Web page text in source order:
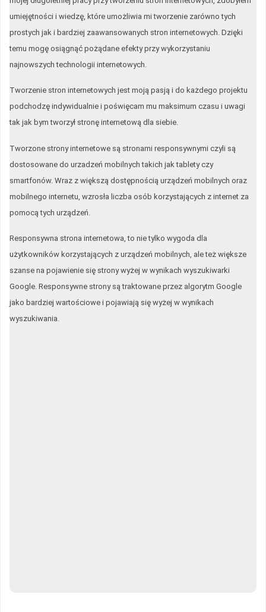
umiejętności i wiedzę, które umożliwia mi tworzenie zarówno tych
prostych jak i bardziej zaawansowanych stron internetowych. Dzięki
temu mogę osiągnąć pożądane efekty przy wykorzystaniu
najnowszych technologii internetowych.
Tworzenie stron internetowych jest moją pasją i do każdego projektu
podchodzę indywidualnie i poświęcam mu maksimum czasu i uwagi
tak jak bym tworzył stronę internetową dla siebie.
Tworzone strony internetowe są stronami responsywnymi czyli są
dostosowane do urzadzeń mobilnych takich jak tablety czy
smartfonów. Wraz z większą dostępnością urządzeń mobilnych oraz
mobilnego internetu, wzrosła liczba osób korzystających z internet za
pomocą tych urządzeń.
Responsywna strona internetowa, to nie tylko wygoda dla
użytkowników korzystających z urządzeń mobilnych, ale też większe
szanse na pojawienie się strony wyżej w wynikach wyszukiwarki
Google. Responsywne strony są traktowane przez algorytm Google
jako bardziej wartościowe i pojawiają się wyżej w wynikach
wyszukiwania.